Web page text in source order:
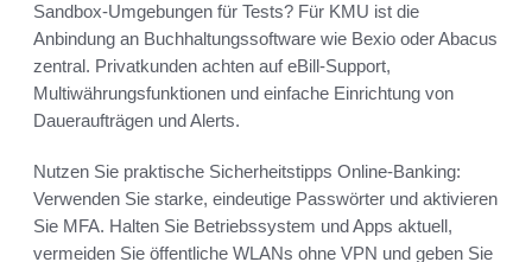
Sandbox-Umgebungen für Tests? Für KMU ist die
Anbindung an Buchhaltungssoftware wie Bexio oder Abacus
zentral. Privatkunden achten auf eBill-Support,
Multiwährungsfunktionen und einfache Einrichtung von
Daueraufträgen und Alerts.
Nutzen Sie praktische Sicherheitstipps Online-Banking:
Verwenden Sie starke, eindeutige Passwörter und aktivieren
Sie MFA. Halten Sie Betriebssystem und Apps aktuell,
vermeiden Sie öffentliche WLANs ohne VPN und geben Sie